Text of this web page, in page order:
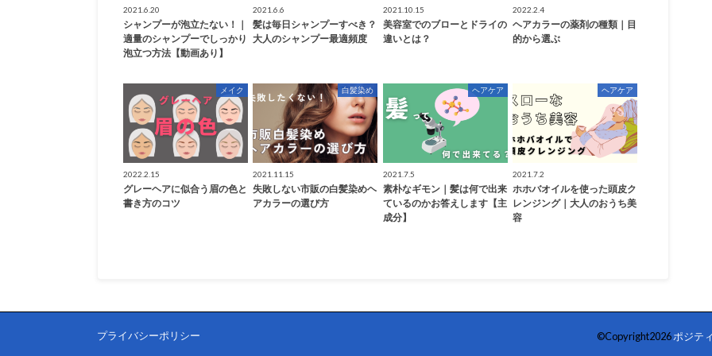
2021.6.20
シャンプーが泡立たない！｜
適量のシャンプーでしっかり
泡立つ方法【動画あり】
2021.6.6
髪は毎日シャンプーすべき？
大人のシャンプー最適頻度
2021.10.15
美容室でのブローとドライの
違いとは？
2022.2.4
ヘアカラーの薬剤の種類｜目
的から選ぶ
メイク
2022.2.15
グレーヘアに似合う眉の色と
書き方のコツ
白髪染め
2021.11.15
失敗しない市販の白髪染めヘ
アカラーの選び方
ヘアケア
2021.7.5
素朴なギモン｜髪は何で出来
ているのかお答えします【主
成分】
ヘアケア
2021.7.2
ホホバオイルを使った頭皮ク
レンジング｜大人のおうち美
容
プライバシーポリシー ©Copyright2026ポジテ